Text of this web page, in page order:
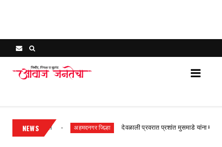
NEWS
गुन्हा दाखल अहमदनगर जिल्हा देवळाली प्रवरात प्रशांत मुसमाडे यांना मारहाण